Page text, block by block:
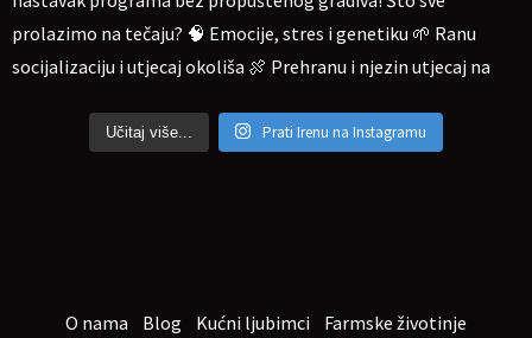
Učitaj više... Prati Irenu na Instagramu
O nama Blog Kućni ljubimci Farmske životinje